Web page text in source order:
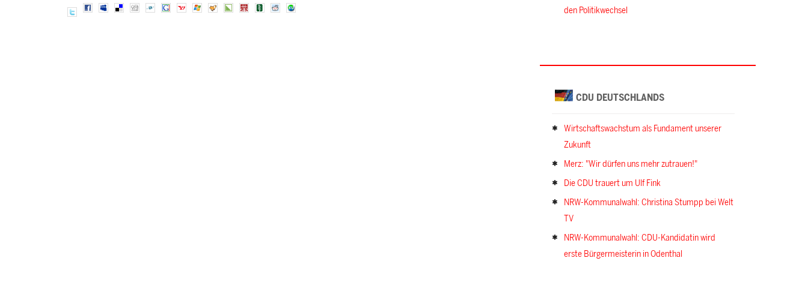
den Politikwechsel
CDU DEUTSCHLANDS
Wirtschaftswachstum als Fundament unserer
Zukunft
Merz: "Wir dürfen uns mehr zutrauen!"
Die CDU trauert um Ulf Fink
NRW-Kommunalwahl: Christina Stumpp bei Welt
TV
NRW-Kommunalwahl: CDU-Kandidatin wird
erste Bürgermeisterin in Odenthal